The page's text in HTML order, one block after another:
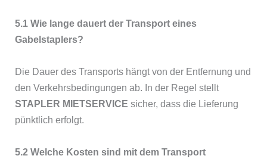
5.1 Wie lange dauert der Transport eines
Gabelstaplers?
Die Dauer des Transports hängt von der Entfernung und
den Verkehrsbedingungen ab. In der Regel stellt
STAPLER MIETSERVICE sicher, dass die Lieferung
pünktlich erfolgt.
5.2 Welche Kosten sind mit dem Transport